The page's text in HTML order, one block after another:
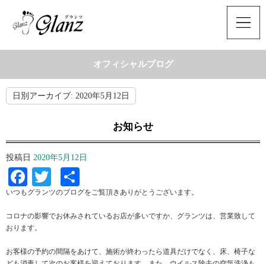
オフィシャルブログ
日別アーカイブ: 2020年5月12日
お知らせ
投稿日 2020年5月12日
Facebook
Twitter
有
いつもグランツのブログをご覧頂きありがとうございます。
コロナの影響でお休みされているお店が多いですか、グランツは、営業致して
おります。
お客様の予約の間隔をあけて、施術が終わったら道具だけでなく、床、椅子な